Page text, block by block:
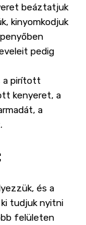
beáztatjuk
kinyomkodjuk
pedig
a pirított
kenyeret, a
a
és a
tudjuk nyitni
felületen